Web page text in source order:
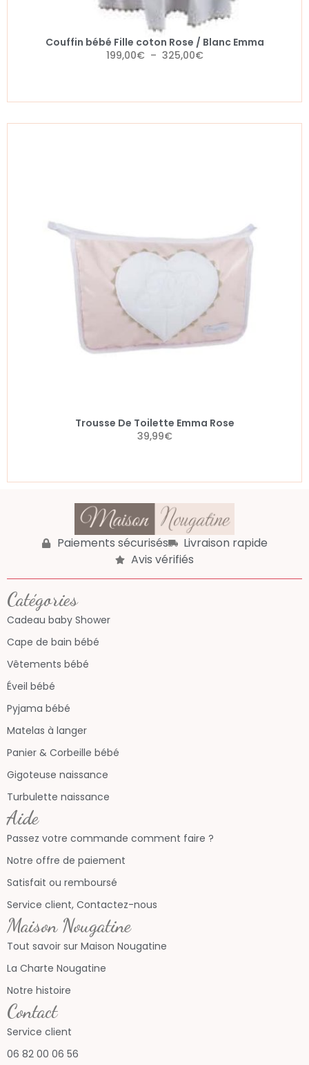
Couffin bébé Fille coton Rose / Blanc Emma
199,00€ – 325,00€
Trousse De Toilette Emma Rose
39,99€
Paiements sécurisés
Livraison rapide
Avis vérifiés
Catégories
Cadeau baby Shower
Cape de bain bébé
Vêtements bébé
Éveil bébé
Pyjama bébé
Matelas à langer
Panier & Corbeille bébé
Gigoteuse naissance
Turbulette naissance
Aide
Passez votre commande comment faire ?
Notre offre de paiement
Satisfait ou remboursé
Service client, Contactez-nous
Maison Nougatine
Tout savoir sur Maison Nougatine
La Charte Nougatine
Notre histoire
Contact
Service client
06 82 00 06 56